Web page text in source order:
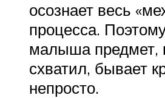
осознает весь
процесса.
малыша предмет,
схватил, бывает
непросто.